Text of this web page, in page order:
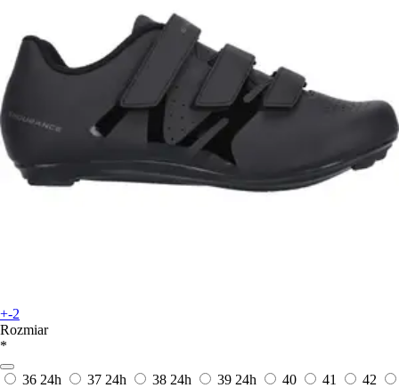
+-2
Rozmiar
*
36 24h 37 24h 38 24h 39 24h 40 41
42